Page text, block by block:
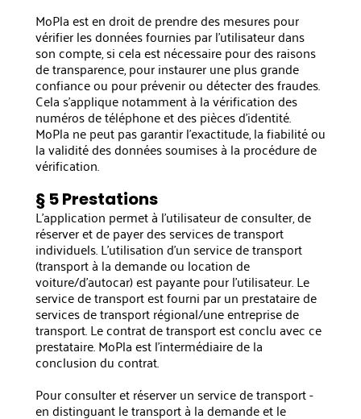
MoPla est en droit de prendre des mesures pour
vérifier les données fournies par l'utilisateur dans
son compte, si cela est nécessaire pour des raisons
de transparence, pour instaurer une plus grande
confiance ou pour prévenir ou détecter des fraudes.
Cela s'applique notamment à la vérification des
numéros de téléphone et des pièces d'identité.
MoPla ne peut pas garantir l'exactitude, la fiabilité ou
la validité des données soumises à la procédure de
vérification.
§ 5 Prestations
L'application permet à l'utilisateur de consulter, de
réserver et de payer des services de transport
individuels. L'utilisation d'un service de transport
(transport à la demande ou location de
voiture/d'autocar) est payante pour l'utilisateur. Le
service de transport est fourni par un prestataire de
services de transport régional/une entreprise de
transport. Le contrat de transport est conclu avec ce
prestataire. MoPla est l'intermédiaire de la
conclusion du contrat.
Pour consulter et réserver un service de transport -
en distinguant le transport à la demande et le